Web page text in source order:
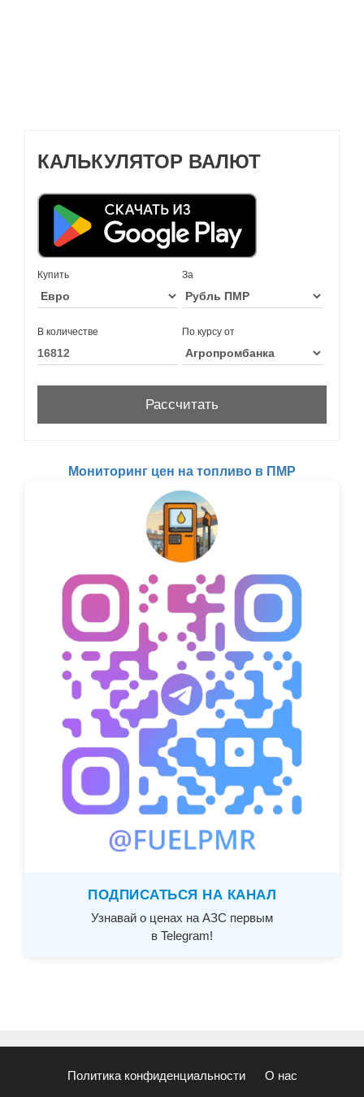
КАЛЬКУЛЯТОР ВАЛЮТ
Купить За
В количестве По курсу от
Мониторинг цен на топливо в ПМР
ПОДПИСАТЬСЯ НА КАНАЛ
Узнавай о ценах на АЗС первым
в Telegram!
Политика конфиденциальности О нас